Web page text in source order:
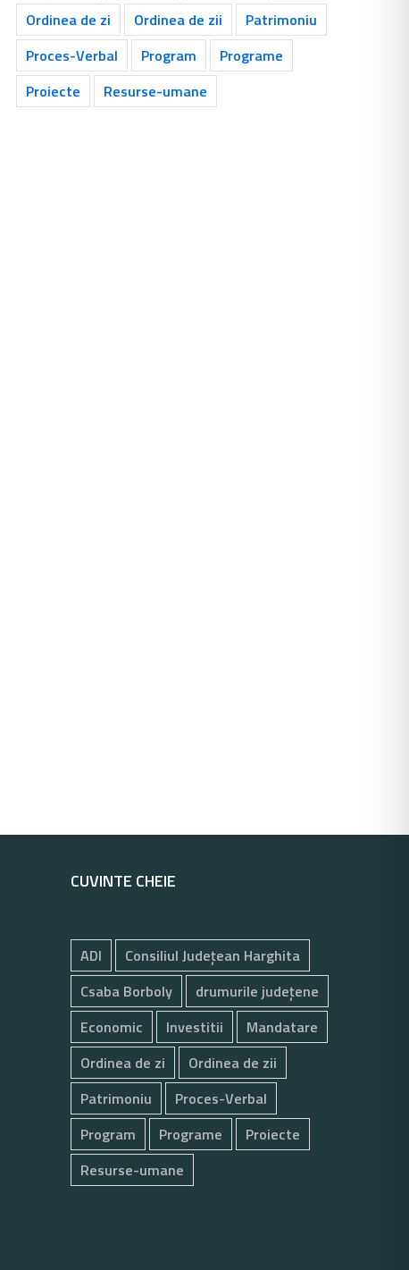
Ordinea de zi
Ordinea de zii
Patrimoniu
Proces-Verbal
Program
Programe
Proiecte
Resurse-umane
CUVINTE CHEIE
ADI
Consiliul Județean Harghita
Csaba Borboly
drumurile județene
Economic
Investitii
Mandatare
Ordinea de zi
Ordinea de zii
Patrimoniu
Proces-Verbal
Program
Programe
Proiecte
Resurse-umane